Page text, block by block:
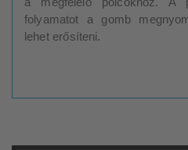
folyamatot a gomb
lehet erősíteni.